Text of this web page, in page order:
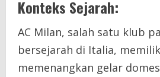
Konteks Sejarah:
AC Milan, salah satu klub
bersejarah di Italia,
memenangkan gelar